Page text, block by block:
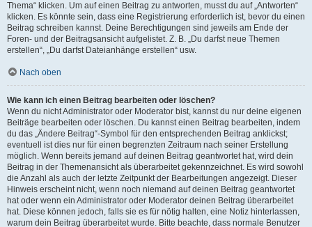
Thema“ klicken. Um auf einen Beitrag zu antworten, musst du auf „Antworten“
klicken. Es könnte sein, dass eine Registrierung erforderlich ist, bevor du einen
Beitrag schreiben kannst. Deine Berechtigungen sind jeweils am Ende der
Foren- und der Beitragsansicht aufgelistet. Z. B. „Du darfst neue Themen
erstellen“, „Du darfst Dateianhänge erstellen“ usw.
Nach oben
Wie kann ich einen Beitrag bearbeiten oder löschen?
Wenn du nicht Administrator oder Moderator bist, kannst du nur deine eigenen
Beiträge bearbeiten oder löschen. Du kannst einen Beitrag bearbeiten, indem
du das „Ändere Beitrag“-Symbol für den entsprechenden Beitrag anklickst;
eventuell ist dies nur für einen begrenzten Zeitraum nach seiner Erstellung
möglich. Wenn bereits jemand auf deinen Beitrag geantwortet hat, wird dein
Beitrag in der Themenansicht als überarbeitet gekennzeichnet. Es wird sowohl
die Anzahl als auch der letzte Zeitpunkt der Bearbeitungen angezeigt. Dieser
Hinweis erscheint nicht, wenn noch niemand auf deinen Beitrag geantwortet
hat oder wenn ein Administrator oder Moderator deinen Beitrag überarbeitet
hat. Diese können jedoch, falls sie es für nötig halten, eine Notiz hinterlassen,
warum dein Beitrag überarbeitet wurde. Bitte beachte, dass normale Benutzer